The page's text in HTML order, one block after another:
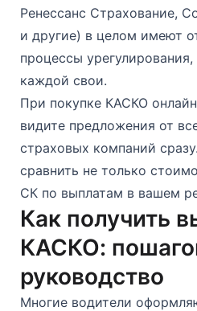
Ренессанс Страхование,
и другие) в целом имеют
процессы
каждой свои.
При покупке КАСКО
видите предложения от
страховых компаний
сравнить не только
СК по выплатам в вашем
Как получить
КАСКО:
руководство
Многие водители